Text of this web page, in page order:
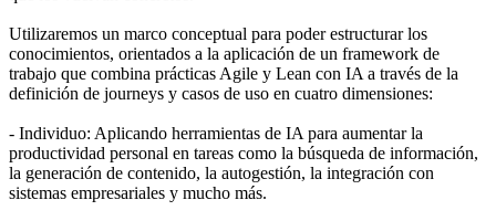
Utilizaremos un marco conceptual para poder estructurar los
conocimientos, orientados a la aplicación de un framework de
trabajo que combina prácticas Agile y Lean con IA a través de la
definición de journeys y casos de uso en cuatro dimensiones:
- Individuo: Aplicando herramientas de IA para aumentar la
productividad personal en tareas como la búsqueda de información,
la generación de contenido, la autogestión, la integración con
sistemas empresariales y mucho más.